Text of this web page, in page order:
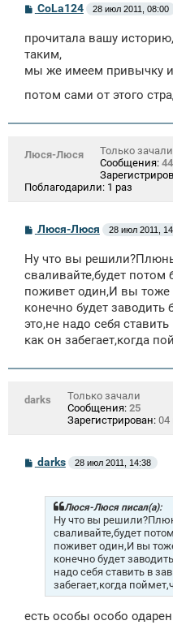
С
б
щ
н
е
CoLa124 28 июл 2011, 08:00
прочитала вашу
таким,
мы же имеем привычку
потом сами от этого
Люся-Люся
Только зачали
Сообщения: 44
Поблагодарили: 1 раз
С
б
щ
н
и
Люся-Люся 28 июл 2011,
Ну что вы
сваливайте,будет потом
поживет один,И вы тоже
конечно будет
это,не надо себя
как он забегает,когда
darks
Только зачали
Сообщения: 25
Зарегистрирован: 04
Сdarks 28 июл 2011, 14:38
Люся-Люся писал(а):
Ну что вы
сваливайте,будет
поживет один,И вы
конечно будет
надо себя ставить в
забегает,когда
есть особы особо